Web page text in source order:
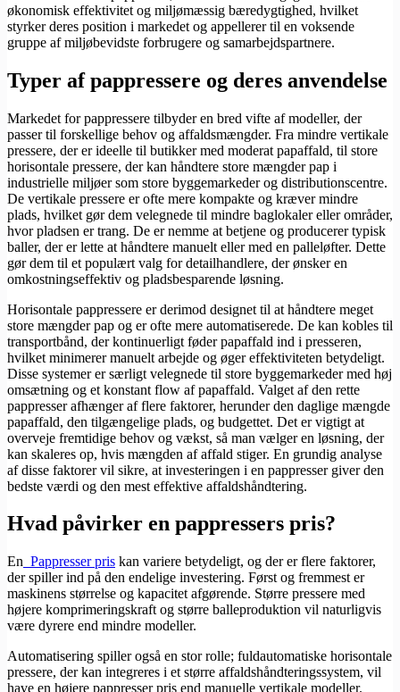
økonomisk effektivitet og miljømæssig bæredygtighed, hvilket
styrker deres position i markedet og appellerer til en voksende
gruppe af miljøbevidste forbrugere og samarbejdspartnere.
Typer af pappressere og deres anvendelse
Markedet for pappressere tilbyder en bred vifte af modeller, der
passer til forskellige behov og affaldsmængder. Fra mindre vertikale
pressere, der er ideelle til butikker med moderat papaffald, til store
horisontale pressere, der kan håndtere store mængder pap i
industrielle miljøer som store byggemarkeder og distributionscentre.
De vertikale pressere er ofte mere kompakte og kræver mindre
plads, hvilket gør dem velegnede til mindre baglokaler eller områder,
hvor pladsen er trang. De er nemme at betjene og producerer typisk
baller, der er lette at håndtere manuelt eller med en palleløfter. Dette
gør dem til et populært valg for detailhandlere, der ønsker en
omkostningseffektiv og pladsbesparende løsning.
Horisontale pappressere er derimod designet til at håndtere meget
store mængder pap og er ofte mere automatiserede. De kan kobles til
transportbånd, der kontinuerligt føder papaffald ind i presseren,
hvilket minimerer manuelt arbejde og øger effektiviteten betydeligt.
Disse systemer er særligt velegnede til store byggemarkeder med høj
omsætning og et konstant flow af papaffald. Valget af den rette
pappresser afhænger af flere faktorer, herunder den daglige mængde
papaffald, den tilgængelige plads, og budgettet. Det er vigtigt at
overveje fremtidige behov og vækst, så man vælger en løsning, der
kan skaleres op, hvis mængden af affald stiger. En grundig analyse
af disse faktorer vil sikre, at investeringen i en pappresser giver den
bedste værdi og den mest effektive affaldshåndtering.
Hvad påvirker en pappressers pris?
En Pappresser pris kan variere betydeligt, og der er flere faktorer,
der spiller ind på den endelige investering. Først og fremmest er
maskinens størrelse og kapacitet afgørende. Større pressere med
højere komprimeringskraft og større balleproduktion vil naturligvis
være dyrere end mindre modeller.
Automatisering spiller også en stor rolle; fuldautomatiske horisontale
pressere, der kan integreres i et større affaldshåndteringssystem, vil
have en højere pappresser pris end manuelle vertikale modeller.